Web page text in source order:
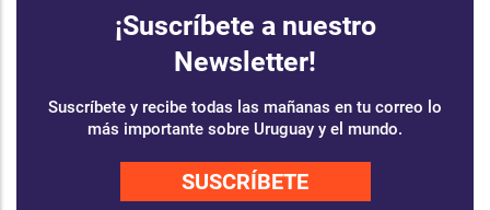
¡Suscríbete a nuestro
Newsletter!
Suscríbete y recibe todas las mañanas en tu correo lo
más importante sobre Uruguay y el mundo.
SUSCRÍBETE